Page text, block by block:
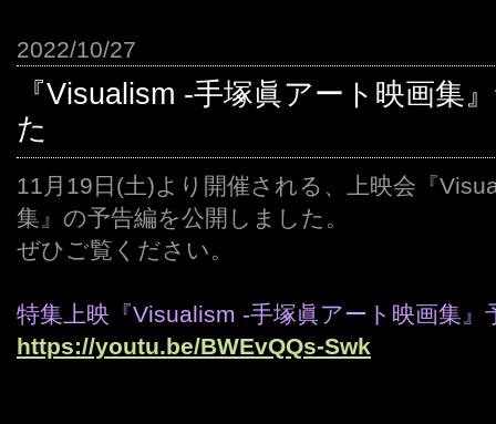
2022/10/27
『Visualism -手塚眞アート映画集
た
11月19日(土)より開催される、上映会『
集』の予告編を公開しました。
ぜひご覧ください。
特集上映『Visualism -手塚眞アート映画集』
https://youtu.be/BWEvQQs-Swk